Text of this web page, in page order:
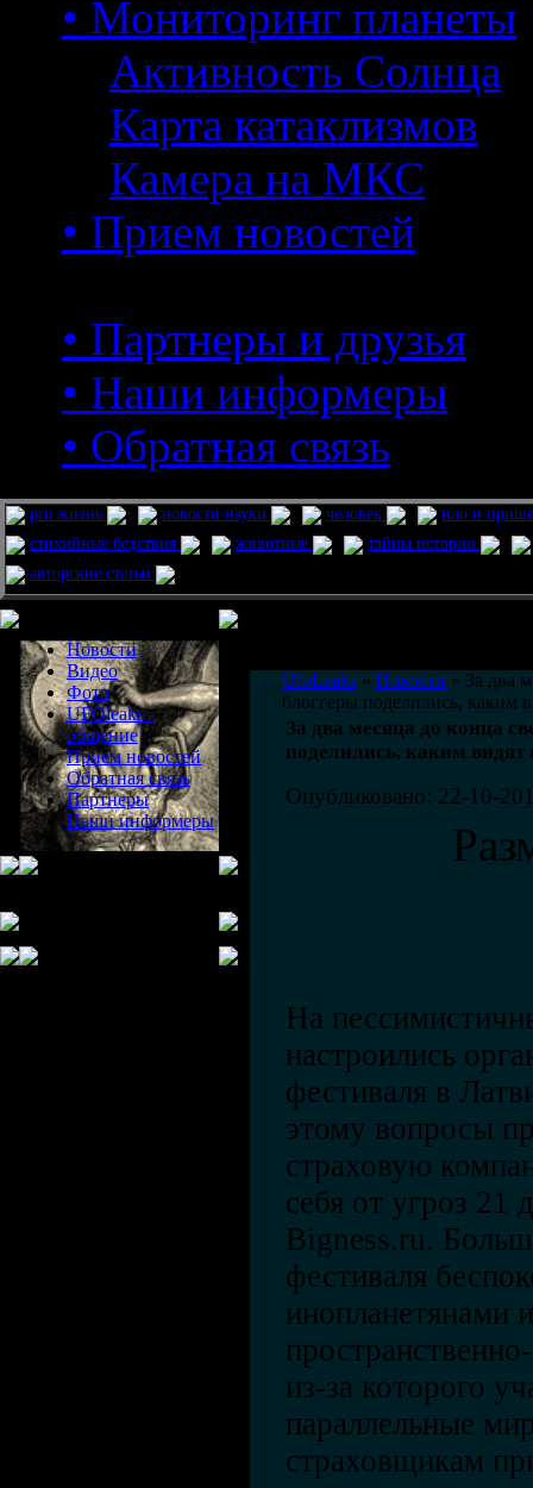
• Мониторинг планеты
Активность Солнца
Карта катаклизмов
Камера на МКС
• Прием новостей
• Партнеры и друзья
• Наши информеры
• Обратная связь
pro жизнь новости науки человек
нло и
стихийные бедствия
животные
тайны истории
авторские статьи
Новости
Видео
Фото
UFOleaks -
общение
Прием новостей
Обратная связь
Партнеры
Наши информеры
UfoLeaks » Новости » За два
блоггеры поделились, каким
За два месяца до конца
поделились, каким видят
Опубликовано: 22-10-
На
настроились
фестиваля в
этому вопросы
страховую
себя от угроз 21
Bigness.ru.
фестиваля
инопланетянами
из-за которого
параллельные
страховщикам